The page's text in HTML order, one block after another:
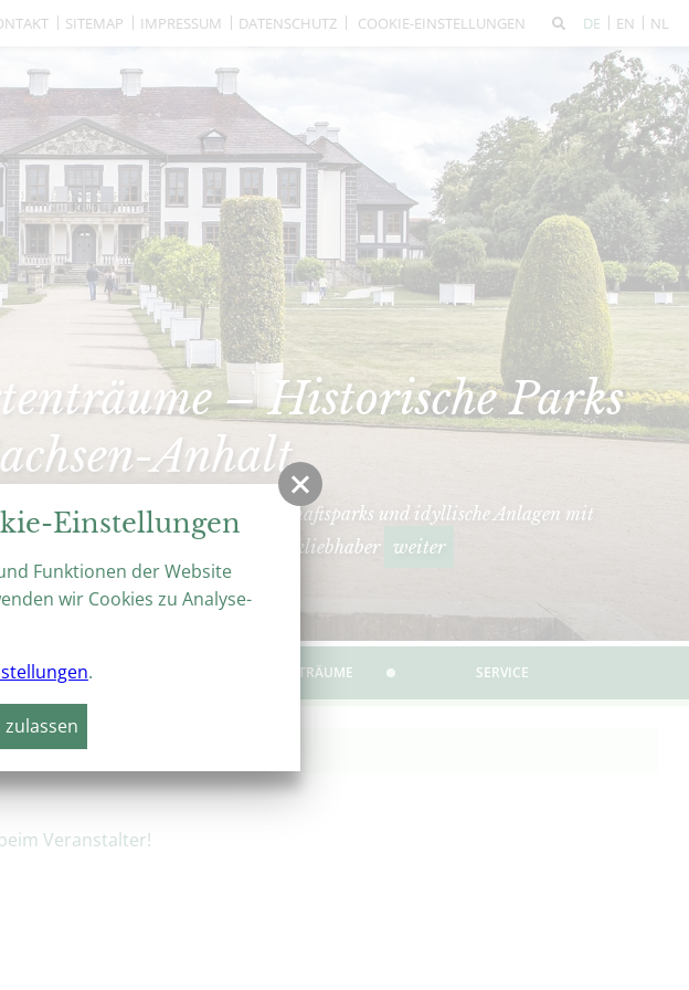
SITEMAP IMPRESSUM DATENSCHUTZ COOKIE-EINSTELLUNGEN DE EN NL
– Historische Parks
Anhalt
weltberühmte Landschaftsparks und idyllische Anlagen mit
Fülle – das ideale Reiseziel für Parkliebhaber weiter
2026 ÜBER GARTENTRÄUME SERVICE
Veranstalter!
Einstellungen
Funktionen der Website
wir Cookies zu Analyse-
.